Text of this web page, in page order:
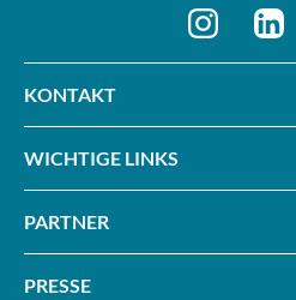
KONTAKT
WICHTIGE LINKS
PARTNER
PRESSE